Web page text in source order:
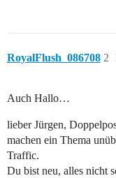
RoyalFlush_086708 2
Auch Hallo…
lieber Jürgen,
machen ein Thema
Traffic.
Du bist neu, alles nicht